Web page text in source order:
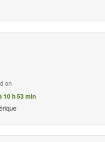
on
10 h 53 min